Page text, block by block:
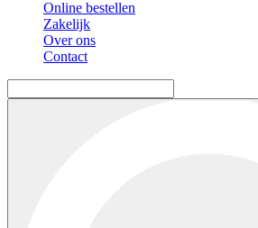
Online bestellen
Zakelijk
Over ons
Contact